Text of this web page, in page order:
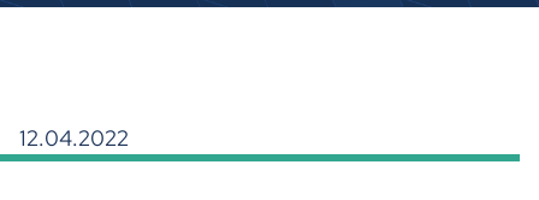
12.04.2022